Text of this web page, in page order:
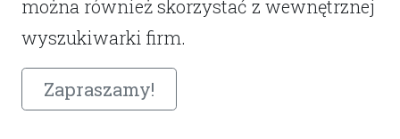
można również skorzystać z wewnętrznej
wyszukiwarki firm.
Zapraszamy!